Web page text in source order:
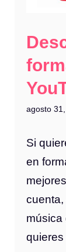
agosto
Si
en
música
quieres